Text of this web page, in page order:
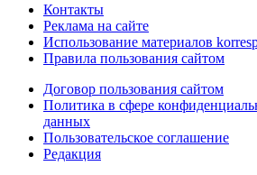
Контакты
Реклама на сайте
Использование материалов
Правила пользования сайтом
Договор пользования сайтом
Политика в сфере
данных
Пользовательское соглашение
Редакция